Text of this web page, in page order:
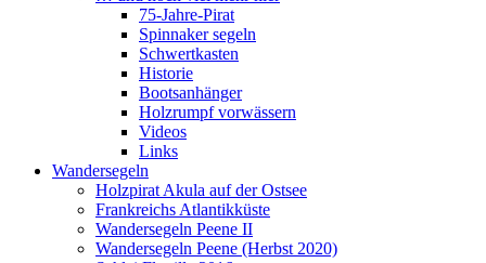
75-Jahre-Pirat
Spinnaker segeln
Schwertkasten
Historie
Bootsanhänger
Holzrumpf vorwässern
Videos
Links
Wandersegeln
Holzpirat Akula auf der Ostsee
Frankreichs Atlantikküste
Wandersegeln Peene II
Wandersegeln Peene (Herbst 2020)